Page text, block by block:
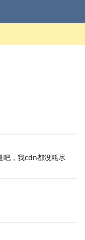
吧，我cdn都没耗尽